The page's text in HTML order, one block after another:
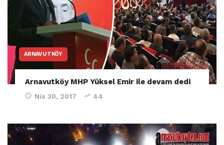
ARNAVUTKÖY
Arnavutköy MHP Yüksel Emir ile devam dedi
Nis 30, 2017 44